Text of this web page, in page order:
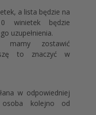
a lista będzie na
winietek będzie
uzupełnienia.
zostawić
to znaczyć w
w odpowiedniej
kolejno od